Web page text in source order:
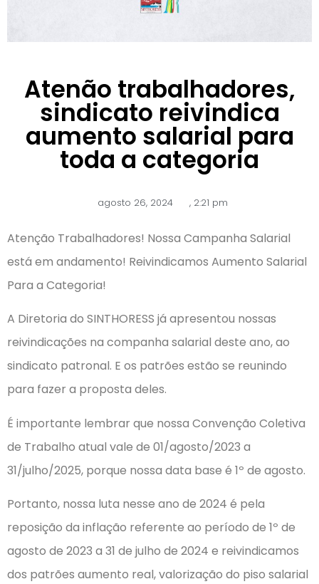
Atenão trabalhadores,
sindicato reivindica
aumento salarial para
toda a categoria
agosto 26, 2024 ,2:21 pm
Atenção Trabalhadores! Nossa Campanha Salarial
está em andamento! Reivindicamos Aumento Salarial
Para a Categoria!
A Diretoria do SINTHORESS já apresentou nossas
reivindicações na companha salarial deste ano, ao
sindicato patronal. E os patrões estão se reunindo
para fazer a proposta deles.
É importante lembrar que nossa Convenção Coletiva
de Trabalho atual vale de 01/agosto/2023 a
31/julho/2025, porque nossa data base é 1º de agosto.
Portanto, nossa luta nesse ano de 2024 é pela
reposição da inflação referente ao período de 1º de
agosto de 2023 a 31 de julho de 2024 e reivindicamos
dos patrões aumento real, valorização do piso salarial